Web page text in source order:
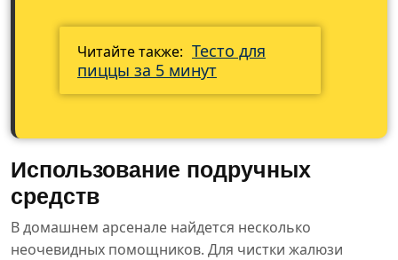
Читайте также: Тесто для
пиццы за 5 минут
Использование подручных
средств
В домашнем арсенале найдется несколько
неочевидных помощников. Для чистки жалюзи